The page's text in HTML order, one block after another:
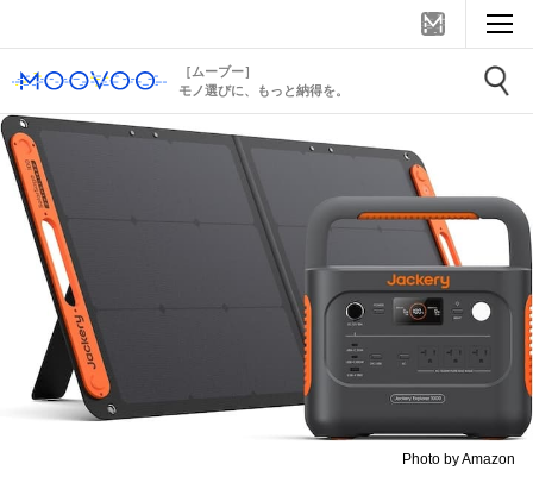
［ムーブー］
モノ選びに、もっと納得を。
Photo by Amazon